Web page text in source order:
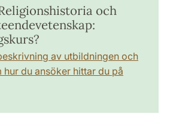
och
av utbildningen och
du ansöker hittar du på